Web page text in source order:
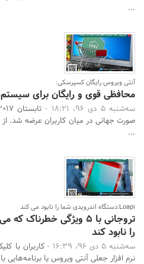
...
آنتی ویروس رایگان کسپرسکی:
محافظی قوی و رایگان برای
سه‌شنبه 5 دی 96، 18:21 -
صورت جهانی در میان کاربران عرضه شد. از
...
Loapi:دستگاه اندرویدی شما را نابود می کند
تروجانی با 5 ویژگی
را نابود کند
سه‌شنبه 5 دی 96، 16:39 -
کاربران با
نرم افزار جعلی آنتی ویروس یا برنامه‌هایی